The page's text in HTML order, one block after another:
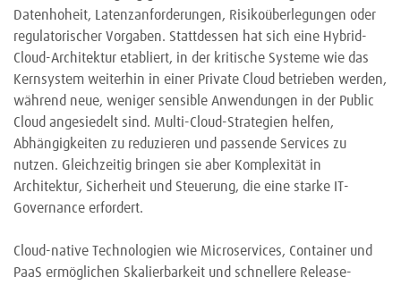
Datenhoheit, Latenzanforderungen, Risikoüberlegungen oder
regulatorischer Vorgaben. Stattdessen hat sich eine Hybrid-
Cloud-Architektur etabliert, in der kritische Systeme wie das
Kernsystem weiterhin in einer Private Cloud betrieben werden,
während neue, weniger sensible Anwendungen in der Public
Cloud angesiedelt sind. Multi-Cloud-Strategien helfen,
Abhängigkeiten zu reduzieren und passende Services zu
nutzen. Gleichzeitig bringen sie aber Komplexität in
Architektur, Sicherheit und Steuerung, die eine starke IT-
Governance erfordert.
Cloud-native Technologien wie Microservices, Container und
PaaS ermöglichen Skalierbarkeit und schnellere Release-